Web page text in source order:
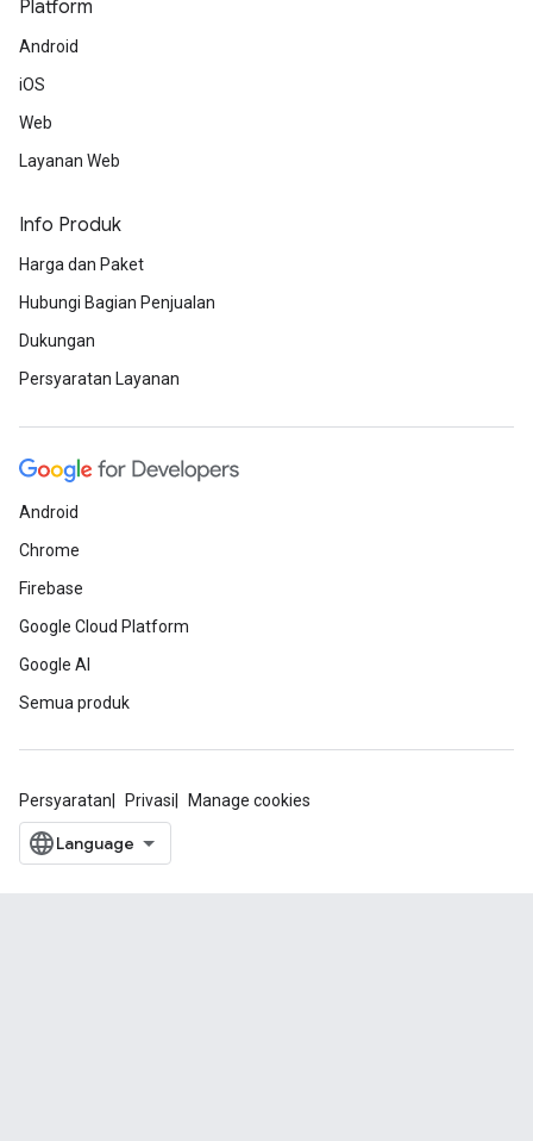
Platform
Android
iOS
Web
Layanan Web
Info Produk
Harga dan Paket
Hubungi Bagian Penjualan
Dukungan
Persyaratan Layanan
Android
Chrome
Firebase
Google Cloud Platform
Google AI
Semua produk
Persyaratan Privasi Manage cookies